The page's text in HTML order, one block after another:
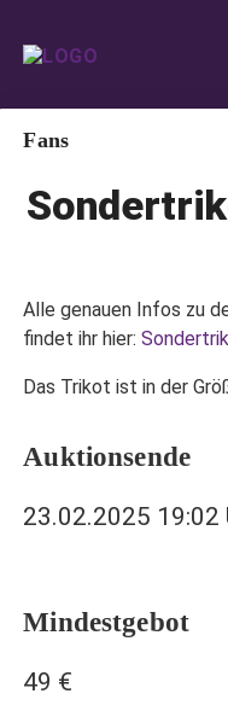
Fans
Alle genauen Infos zu
findet ihr hier:
Das Trikot ist in der
Auktionsende
23.02.2025 19:02
Mindestgebot
49 €